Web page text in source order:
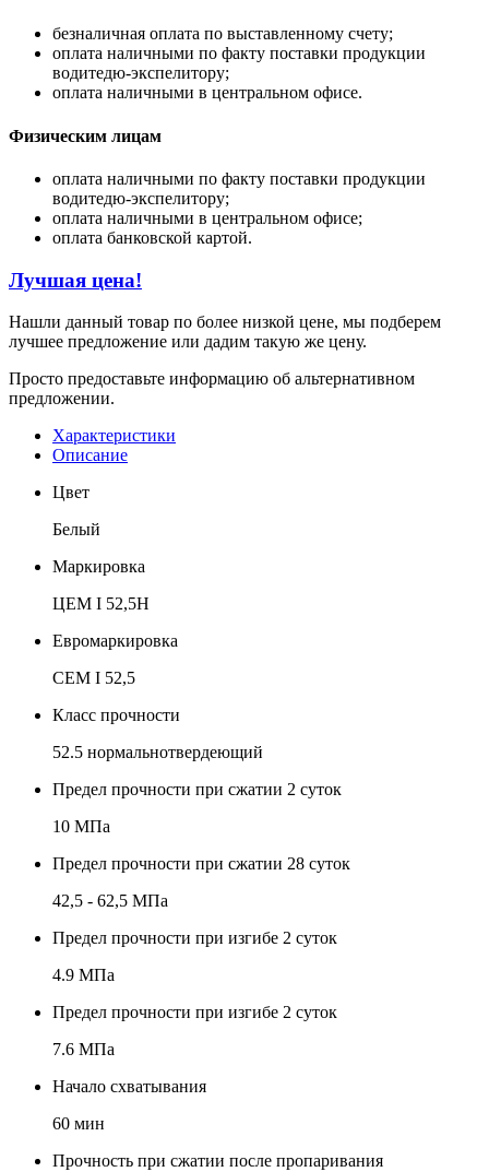
безналичная оплата по выставленному счету;
оплата наличными по факту поставки продукции
водитедю-экспелитору;
оплата наличными в центральном офисе.
Физическим лицам
оплата наличными по факту поставки продукции
водитедю-экспелитору;
оплата наличными в центральном офисе;
оплата банковской картой.
Лучшая цена!
Нашли данный товар по более низкой цене, мы подберем
лучшее предложение или дадим такую же цену.
Просто предоставьте информацию об альтернативном
предложении.
Характеристики
Описание
Цвет
Белый
Маркировка
ЦЕМ I 52,5Н
Евромаркировка
CEM I 52,5
Класс прочности
52.5 нормальнотвердеющий
Предел прочности при сжатии 2 суток
10 МПа
Предел прочности при сжатии 28 суток
42,5 - 62,5 МПа
Предел прочности при изгибе 2 суток
4.9 МПа
Предел прочности при изгибе 2 суток
7.6 МПа
Начало схватывания
60 мин
Прочность при сжатии после пропаривания